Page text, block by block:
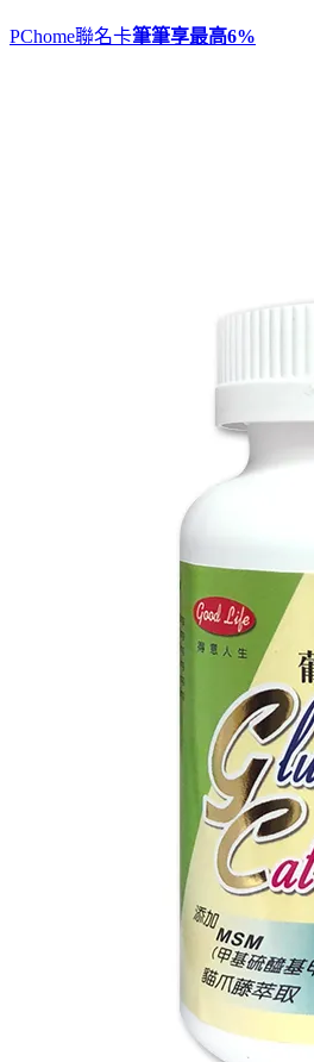
PChome聯名卡筆筆享最高6%